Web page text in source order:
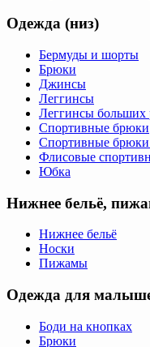
Одежда (низ)
Бермуды и шорты
Брюки
Джинсы
Леггинсы
Леггинсы больших
Спортивные брюки
Спортивные брюки
Флисовые
Юбка
Нижнее бельё,
Нижнее бельё
Носки
Пижамы
Одежда для
Боди на кнопках
Брюки